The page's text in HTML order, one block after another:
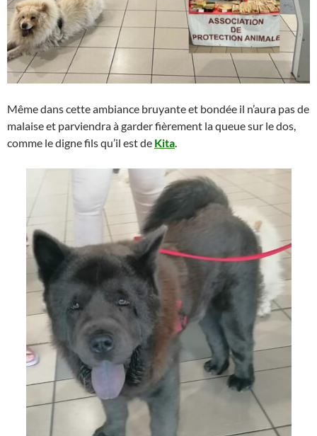
Même dans cette ambiance bruyante et bondée il n’aura pas de
malaise et parviendra à garder fièrement la queue sur le dos,
comme le digne fils qu’il est de Kita